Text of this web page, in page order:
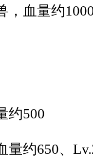
，血量约
约500
量约650、